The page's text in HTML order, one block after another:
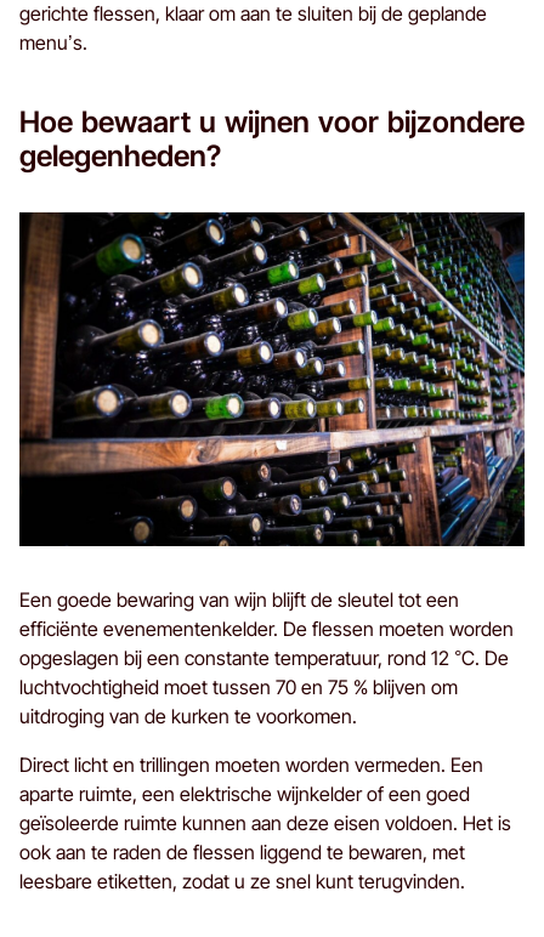
gerichte flessen, klaar om aan te sluiten bij de geplande
menu’s.
Hoe bewaart u wijnen voor bijzondere
gelegenheden?
Een goede bewaring van wijn blijft de sleutel tot een
efficiënte evenementenkelder. De flessen moeten worden
opgeslagen bij een constante temperatuur, rond 12 °C. De
luchtvochtigheid moet tussen 70 en 75 % blijven om
uitdroging van de kurken te voorkomen.
Direct licht en trillingen moeten worden vermeden. Een
aparte ruimte, een elektrische wijnkelder of een goed
geïsoleerde ruimte kunnen aan deze eisen voldoen. Het is
ook aan te raden de flessen liggend te bewaren, met
leesbare etiketten, zodat u ze snel kunt terugvinden.